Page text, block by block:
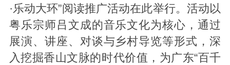
·乐动大环”阅读推广活动在此举行。活动以
粤乐宗师吕文成的音乐文化为核心，通过
展演、讲座、对谈与乡村导览等形式，深
入挖掘香山文脉的时代价值，为广东“百千